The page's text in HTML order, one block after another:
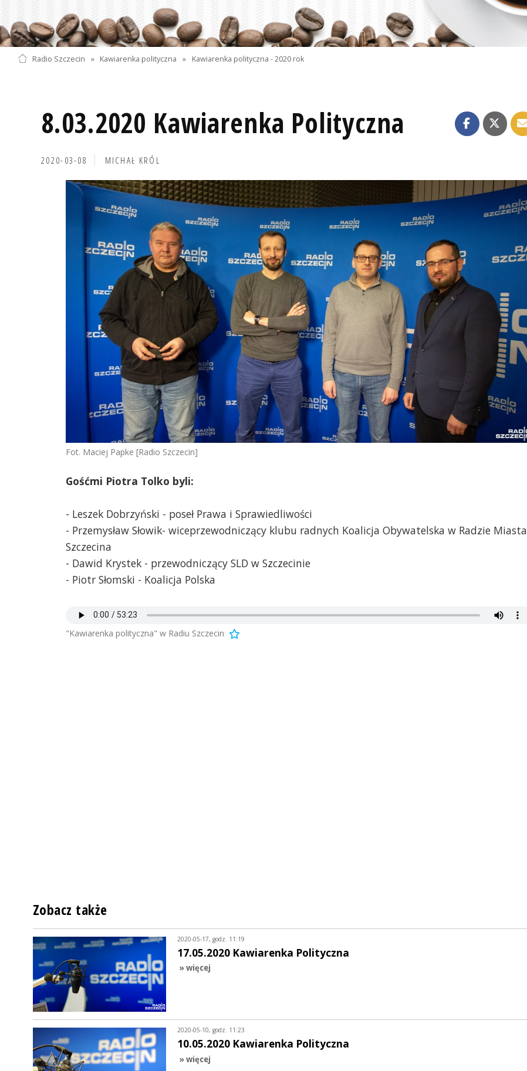
Radio Szczecin » Kawiarenka polityczna » Kawiarenka polityczna - 2020 rok
8.03.2020 Kawiarenka Polityczna
2020-03-08 MICHAŁ KRÓL
Fot. Maciej Papke [Radio Szczecin]
Gośćmi Piotra Tolko byli:
- Leszek Dobrzyński - poseł Prawa i Sprawiedliwości
- Przemysław Słowik- wiceprzewodniczący klubu radnych Koalicja Obywatelska w Radzie Miasta
Szczecina
- Dawid Krystek - przewodniczący SLD w Szczecinie
- Piotr Słomski - Koalicja Polska
"Kawiarenka polityczna" w Radiu Szczecin
Zobacz także
2020-05-17, godz. 11:19
17.05.2020 Kawiarenka Polityczna
» więcej
2020-05-10, godz. 11:23
10.05.2020 Kawiarenka Polityczna
» więcej